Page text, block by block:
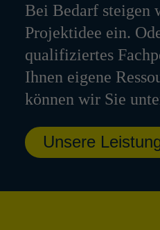
Bei Bedarf steigen
Projektidee ein.
qualifiziertes
Ihnen eigene
können wir Sie
Unsere